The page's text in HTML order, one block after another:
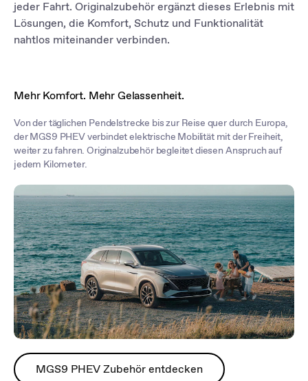
bei jeder Fahrt zu speichern und abzurufen.
jeder Fahrt. Originalzubehör ergänzt dieses Erlebnis mit
Lösungen, die Komfort, Schutz und Funktionalität
nahtlos miteinander verbinden.
Mehr Komfort. Mehr Gelassenheit.
Von der täglichen Pendelstrecke bis zur Reise quer durch Europa,
der MGS9 PHEV verbindet elektrische Mobilität mit der Freiheit,
weiter zu fahren. Originalzubehör begleitet diesen Anspruch auf
jedem Kilometer.
MGS9 PHEV Zubehör entdecken